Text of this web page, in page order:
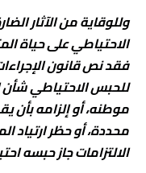
وللوقاية من الآثار
الاحتياطي على حياة
للحبس الاحتياطي شأن
موطنه، أو إلزامه
محددة، أو حظر
الالتزامات جاز حبسه